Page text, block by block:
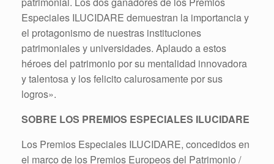
Especiales ILUCIDARE demuestran la importancia y
el protagonismo de nuestras instituciones
patrimoniales y universidades. Aplaudo a estos
héroes del patrimonio por su mentalidad innovadora
y talentosa y los felicito calurosamente por sus
logros».
SOBRE LOS PREMIOS ESPECIALES ILUCIDARE
Los Premios Especiales ILUCIDARE, concedidos en
el marco de los Premios Europeos del Patrimonio /